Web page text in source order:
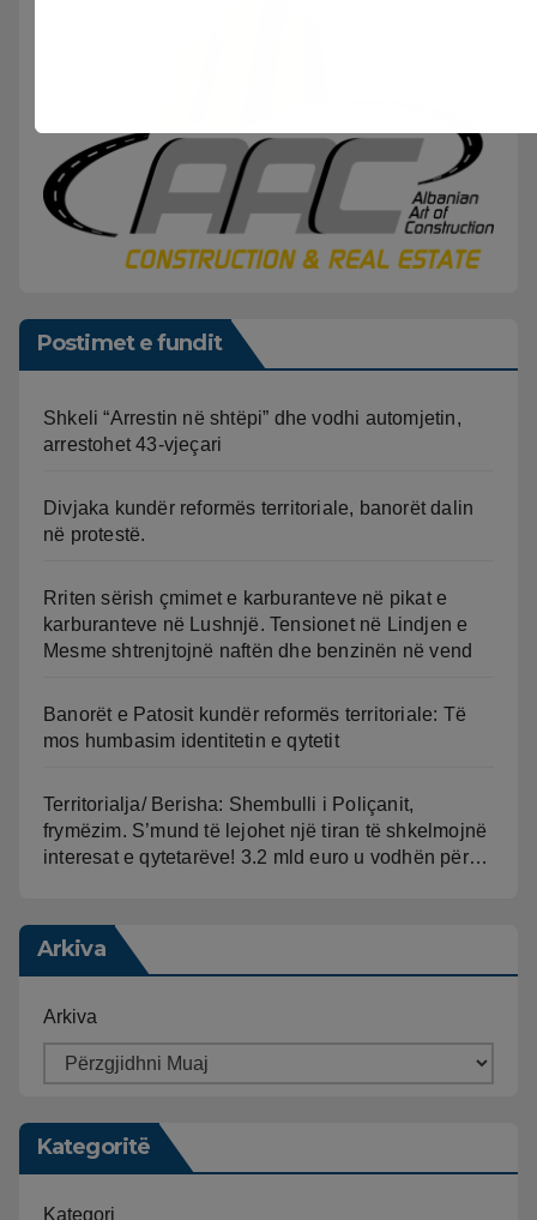
Postimet e fundit
Shkeli “Arrestin në shtëpi” dhe vodhi automjetin,
arrestohet 43-vjeçari
Divjaka kundër reformës territoriale, banorët dalin
në protestë.
Rriten sërish çmimet e karburanteve në pikat e
karburanteve në Lushnjë. Tensionet në Lindjen e
Mesme shtrenjtojnë naftën dhe benzinën në vend
Banorët e Patosit kundër reformës territoriale: Të
mos humbasim identitetin e qytetit
Territorialja/ Berisha: Shembulli i Poliçanit,
frymëzim. S’mund të lejohet një tiran të shkelmojnë
interesat e qytetarëve! 3.2 mld euro u vodhën për…
Arkiva
Arkiva
Kategoritë
Kategori